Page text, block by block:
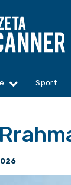
Sport